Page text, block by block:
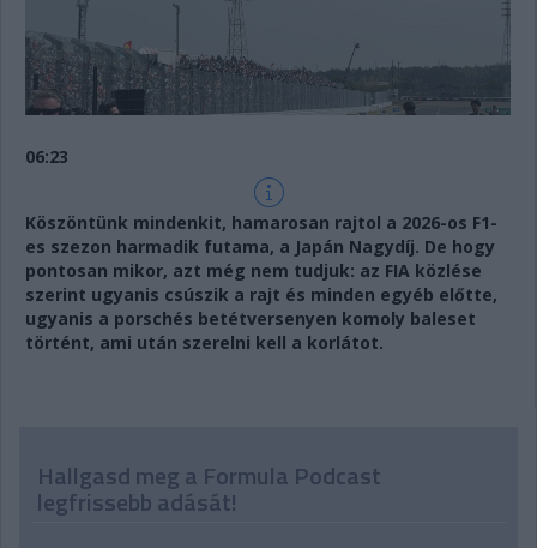
06:23
Köszöntünk mindenkit, hamarosan rajtol a 2026-os F1-
es szezon harmadik futama, a Japán Nagydíj. De hogy
pontosan mikor, azt még nem tudjuk: az FIA közlése
szerint ugyanis csúszik a rajt és minden egyéb előtte,
ugyanis a porschés betétversenyen komoly baleset
történt, ami után szerelni kell a korlátot.
Hallgasd meg a Formula Podcast
legfrissebb adását!